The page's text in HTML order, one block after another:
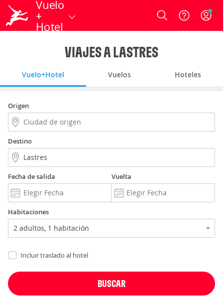
Vuelo
+
Hotel
Login
VIAJES A LASTRES
Vuelo+Hotel Vuelos Hoteles
Origen
Destino
Fecha de salida Vuelta
Habitaciones
Incluir traslado al hotel